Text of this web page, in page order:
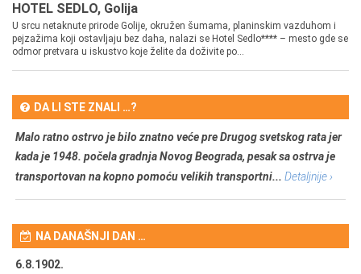
HOTEL SEDLO, Golija
U srcu netaknute prirode Golije, okružen šumama, planinskim vazduhom i
pejzažima koji ostavljaju bez daha, nalazi se Hotel Sedlo**** – mesto gde se
odmor pretvara u iskustvo koje želite da doživite po...
DA LI STE ZNALI …?
Malo ratno ostrvo je bilo znatno veće pre Drugog svetskog rata jer
kada je 1948. počela gradnja Novog Beograda, pesak sa ostrva je
transportovan na kopno pomoću velikih transportni... Detaljnije ›
NA DANAŠNJI DAN …
6.8.1902.